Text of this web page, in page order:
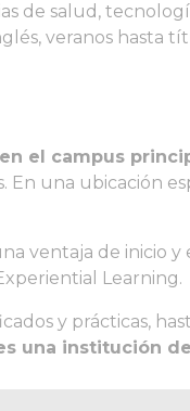
de salud,
veranos hasta
el campus
En una ubicación
ventaja de inicio
Learning.
y prácticas,
una institución